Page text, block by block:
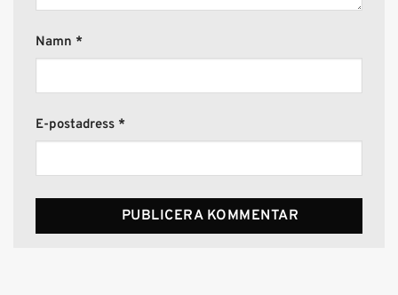
Namn *
E-postadress *